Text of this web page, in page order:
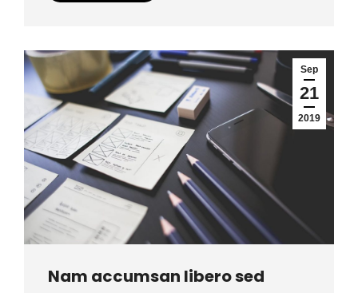
Sep
21
2019
Nam accumsan libero sed